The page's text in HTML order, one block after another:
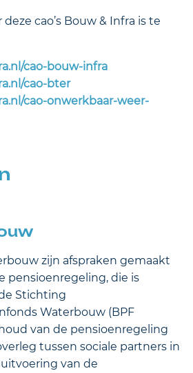
cao’s Bouw & Infra is te
cao-bouw-infra
cao-bter
cao-onwerkbaar-weer-
zijn afspraken gemaakt
pensioenregeling, die is
Stichting
Waterbouw (BPF
van de pensioenregeling
tussen sociale partners in
van de